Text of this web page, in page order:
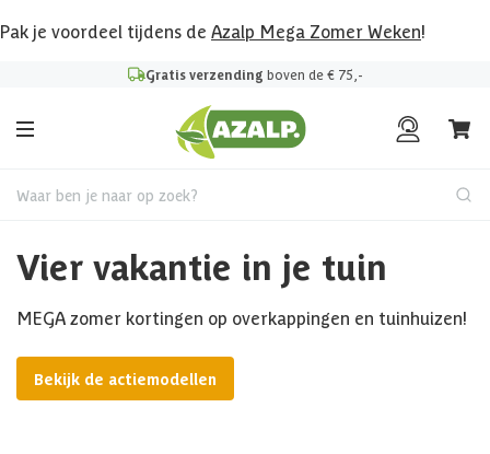
Pak je voordeel tijdens de Azalp Mega Zomer Weken!
Gratis verzending boven de € 75,-
Waar ben je naar op zoek?
Vier vakantie in je tuin
MEGA zomer kortingen op overkappingen en tuinhuizen!
Bekijk de actiemodellen